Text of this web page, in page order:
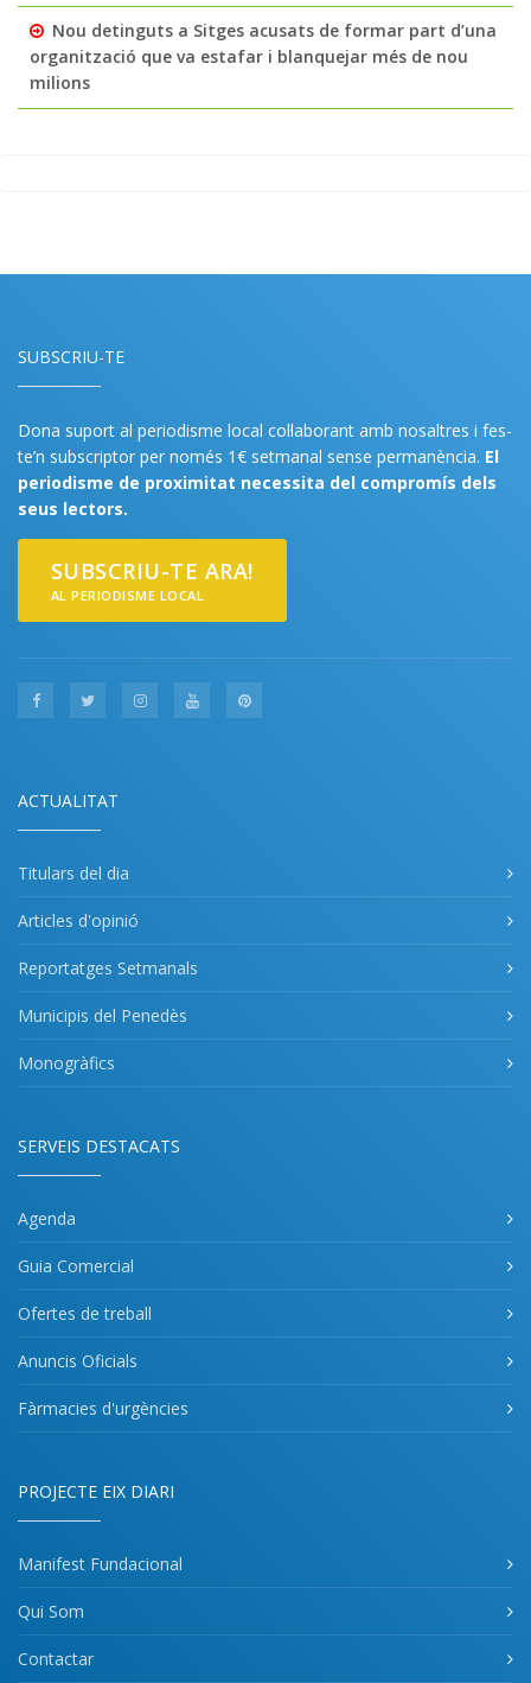
Nou detinguts a Sitges acusats de formar part d’una
organització que va estafar i blanquejar més de nou
milions
SUBSCRIU-TE
Dona suport al periodisme local col·laborant amb nosaltres i fes-
te’n subscriptor per només 1€ setmanal sense permanència. El
periodisme de proximitat necessita del compromís dels
seus lectors.
SUBSCRIU-TE ARA!
AL PERIODISME LOCAL
ACTUALITAT
Titulars del dia
Articles d'opinió
Reportatges Setmanals
Municipis del Penedès
Monogràfics
SERVEIS DESTACATS
Agenda
Guia Comercial
Ofertes de treball
Anuncis Oficials
Fàrmacies d'urgències
PROJECTE EIX DIARI
Manifest Fundacional
Qui Som
Contactar